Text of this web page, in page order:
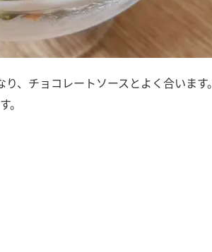
、チョコレートソースとよく合います。
。